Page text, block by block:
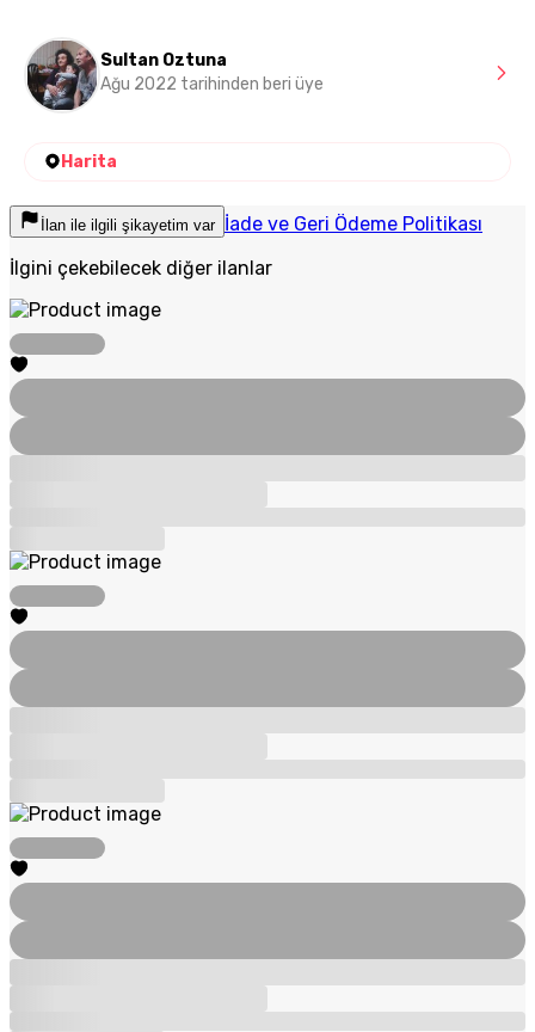
Sultan Oztuna
Ağu 2022 tarihinden beri üye
Harita
İlan ile ilgili şikayetim var İade ve Geri Ödeme Politikası
İlgini çekebilecek diğer ilanlar